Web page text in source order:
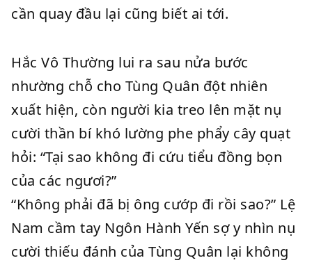
cần quay đầu lại cũng biết ai tới.
Hắc Vô Thường lui ra sau nửa bước
nhường chỗ cho Tùng Quân đột nhiên
xuất hiện, còn người kia treo lên mặt nụ
cười thần bí khó lường phe phẩy cây quạt
hỏi: “Tại sao không đi cứu tiểu đồng bọn
của các ngươi?”
“Không phải đã bị ông cướp đi rồi sao?” Lệ
Nam cầm tay Ngôn Hành Yến sợ y nhìn nụ
cười thiếu đánh của Tùng Quân lại không